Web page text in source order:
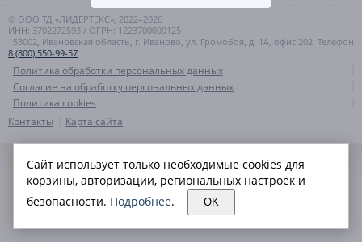
© ООО ТД «ЛИДЕРТЕКС», 2022–2026
ИНН: 3702272593 / ОГРН: 1223700009125
153002, Ивановская область, г. Иваново, ул. Громобоя, д. 1А, офис 202. Телефон
8 (800) 550-99-57
Политика обработки персональных данных
Согласие на обработку персональных данных
Политика cookies
Контакты
Карта сайта
Сайт использует только необходимые cookies для
корзины, авторизации, региональных настроек и
безопасности. Подробнее. OK